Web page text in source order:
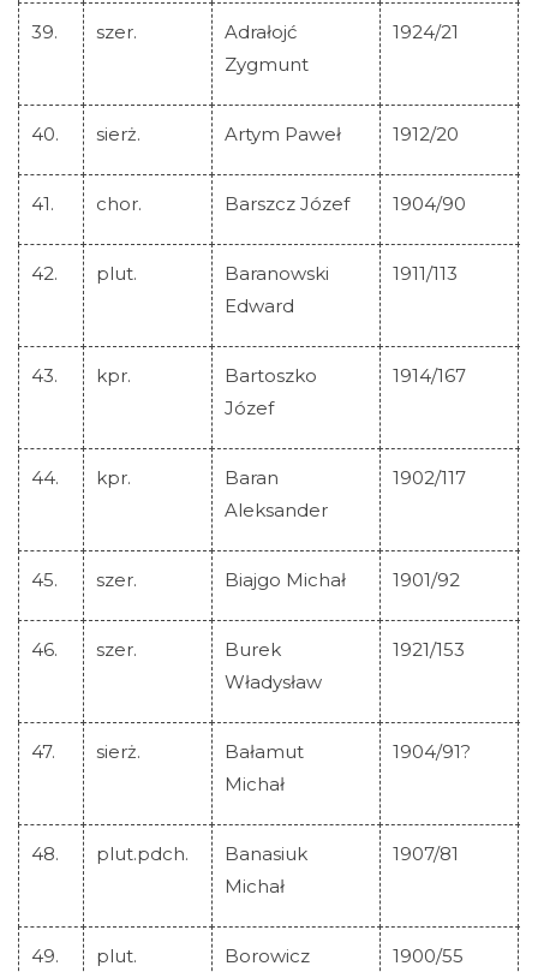
39. szer.
Adrałojć
Zygmunt
1924/21
40. sierż. Artym Paweł 1912/20
41. chor. Barszcz Józef 1904/90
42. plut.
Baranowski
Edward
1911/113
43. kpr.
Bartoszko
Józef
1914/167
44. kpr.
Baran
Aleksander
1902/117
45. szer. Biajgo Michał 1901/92
46. szer.
Burek
Władysław
1921/153
47. sierż.
Bałamut
Michał
1904/91?
48. plut.pdch.
Banasiuk
Michał
1907/81
49. plut.
Borowicz
1900/55